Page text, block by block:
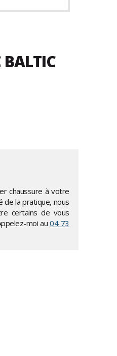
BALTIC
chaussure à votre
de la pratique, nous
certains de vous
moi au04 73